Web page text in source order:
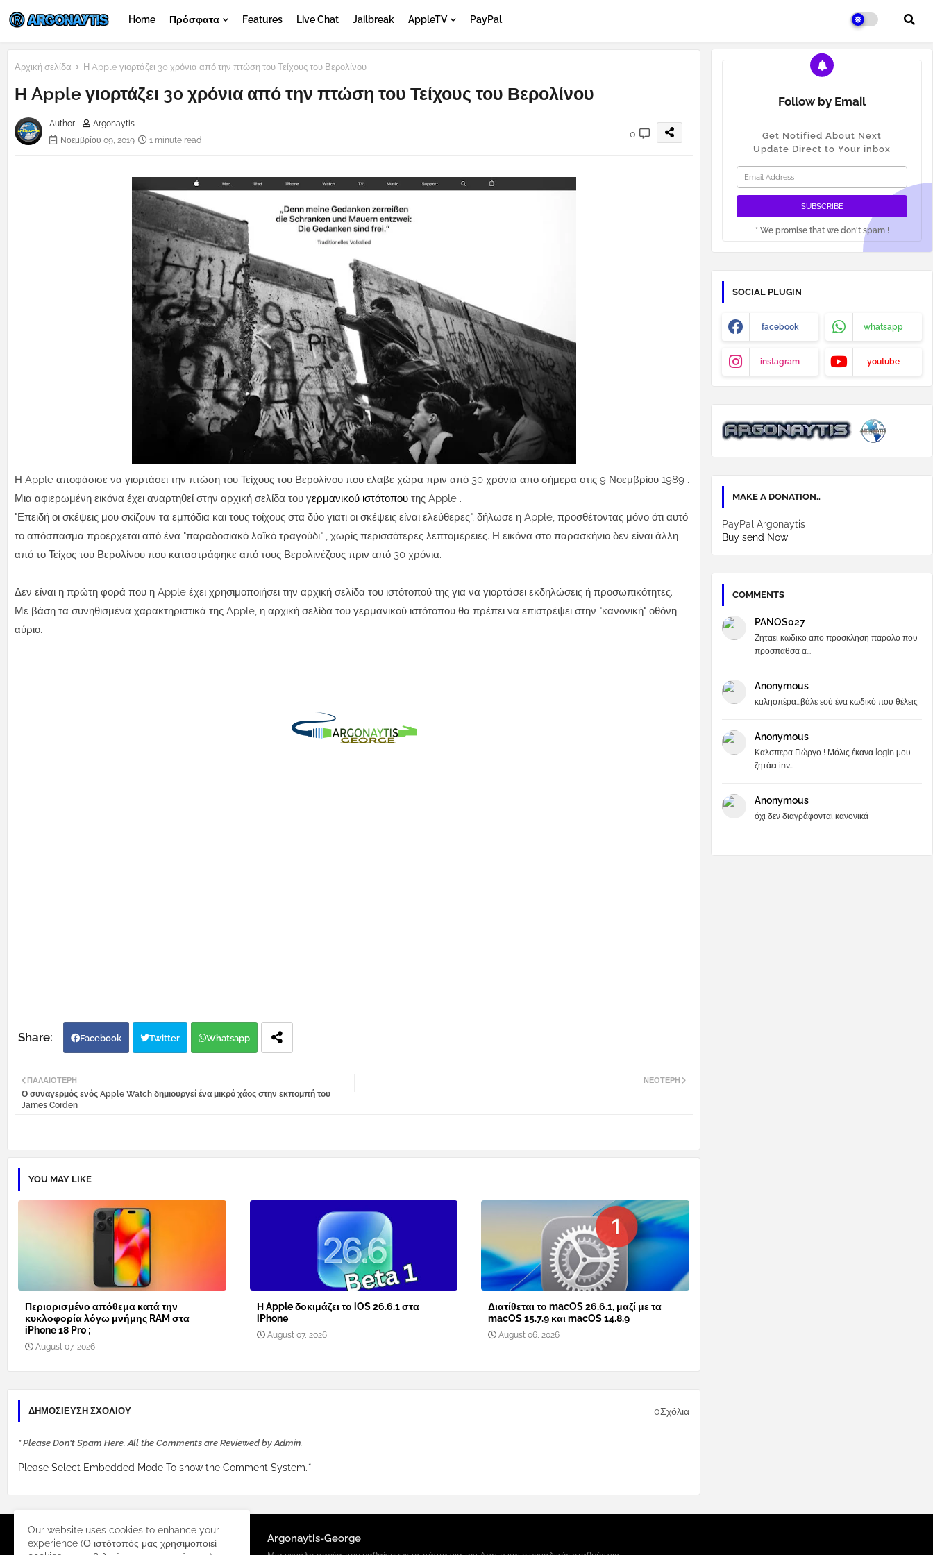
Home Πρόσφατα Features Live Chat Jailbreak AppleTV PayPal
Αρχική σελίδα Η Apple γιορτάζει 30 χρόνια από την πτώση του Τείχους του Βερολίνου
Η Apple γιορτάζει 30 χρόνια από την πτώση του Τείχους του Βερολίνου
Author -
Argonaytis
Νοεμβρίου 09, 2019
1 minute read
0
Η Apple αποφάσισε να γιορτάσει την πτώση του Τείχους του Βερολίνου που έλαβε χώρα πριν από 30 χρόνια απο σήμερα στις 9 Νοεμβρίου 1989 .
Μια αφιερωμένη εικόνα έχει αναρτηθεί στην αρχική σελίδα του γερμανικού ιστότοπου της Apple .
"Επειδή οι σκέψεις μου σκίζουν τα εμπόδια και τους τοίχους στα δύο γιατι οι σκέψεις είναι ελεύθερες", δήλωσε η Apple, προσθέτοντας μόνο ότι αυτό
το απόσπασμα προέρχεται από ένα "παραδοσιακό λαϊκό τραγούδι" , χωρίς περισσότερες λεπτομέρειες. Η εικόνα στο παρασκήνιο δεν είναι άλλη
από το Τείχος του Βερολίνου που καταστράφηκε από τους Βερολινέζους πριν από 30 χρόνια.
Δεν είναι η πρώτη φορά που η Apple έχει χρησιμοποιήσει την αρχική σελίδα του ιστότοπού της για να γιορτάσει εκδηλώσεις ή προσωπικότητες.
Με βάση τα συνηθισμένα χαρακτηριστικά της Apple, η αρχική σελίδα του γερμανικού ιστότοπου θα πρέπει να επιστρέψει στην "κανονική" οθόνη
αύριο.
Facebook Twitter Whatsapp
ΝΕΌΤΕΡΗ
ΠΑΛΑΙΌΤΕΡΗ
Ο συναγερμός ενός Apple Watch δημιουργεί ένα μικρό χάος στην εκπομπή του
James Corden
YOU MAY LIKE
Περιορισμένο απόθεμα κατά την
κυκλοφορία λόγω μνήμης RAM στα
iPhone 18 Pro ;
August 07, 2026
Η Apple δοκιμάζει το iOS 26.6.1 στα
iPhone
August 07, 2026
Διατίθεται το macOS 26.6.1, μαζί με τα
macOS 15.7.9 και macOS 14.8.9
August 06, 2026
ΔΗΜΟΣΊΕΥΣΗ ΣΧΟΛΊΟΥ 0Σχόλια
* Please Don't Spam Here. All the Comments are Reviewed by Admin.
Please Select Embedded Mode To show the Comment System.*
Follow by Email
Get Notified About Next
Update Direct to Your inbox
* We promise that we don't spam !
SOCIAL PLUGIN
facebook whatsapp
instagram youtube
MAKE A DONATION..
PayPal Argonaytis
Buy send Now
COMMENTS
PANOS027
Ζηταει κωδικο απο προσκληση παρολο που
προσπαθσα α...
Anonymous
καλησπέρα...βάλε εσύ ένα κωδικό που θέλεις
Anonymous
Καλσπερα Γιώργο ! Μόλις έκανα login μου
ζητάει inv...
Anonymous
όχι δεν διαγράφονται κανονικά
Argonaytis-George
Our website uses cookies to enhance your
experience (Ο ιστότοπός μας χρησιμοποιεί